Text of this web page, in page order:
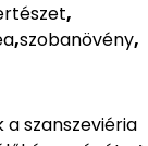
,
,szobanövény,
a szanszeviéria